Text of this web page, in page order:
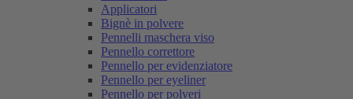
Applicatori
Bignè in polvere
Pennelli maschera viso
Pennello correttore
Pennello per evidenziatore
Pennello per eyeliner
Pennello per polveri